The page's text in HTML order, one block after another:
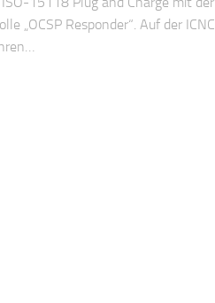
„OCSP Responder“. Auf der ICNC